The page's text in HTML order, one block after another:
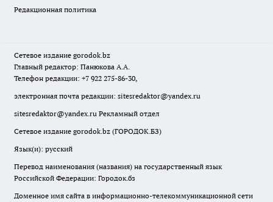
Редакционная политика
Сетевое издание gorodok.bz
Главный редактор: Панюкова А.А.
Телефон редакции: +7 922 275-86-30,
электронная почта редакции: sitesredaktor@yandex.ru
sitesredaktor@yandex.ru Рекламный отдел
Сетевое издание gorodok.bz (ГОРОДОК.БЗ)
Язык(и): русский
Перевод наименования (названия) на государственный язык
Российской Федерации: Городок.бз
Доменное имя сайта в информационно-телекоммуникационной сети